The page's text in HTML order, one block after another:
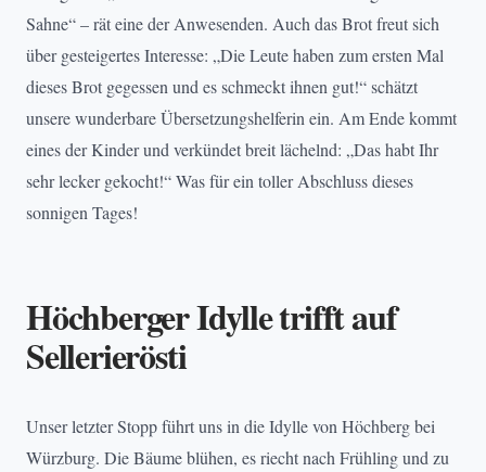
Sahne“ – rät eine der Anwesenden. Auch das Brot freut sich
über gesteigertes Interesse: „Die Leute haben zum ersten Mal
dieses Brot gegessen und es schmeckt ihnen gut!“ schätzt
unsere wunderbare Übersetzungshelferin ein. Am Ende kommt
eines der Kinder und verkündet breit lächelnd: „Das habt Ihr
sehr lecker gekocht!“ Was für ein toller Abschluss dieses
sonnigen Tages!
Höchberger Idylle trifft auf
Sellerierösti
Unser letzter Stopp führt uns in die Idylle von Höchberg bei
Würzburg. Die Bäume blühen, es riecht nach Frühling und zu